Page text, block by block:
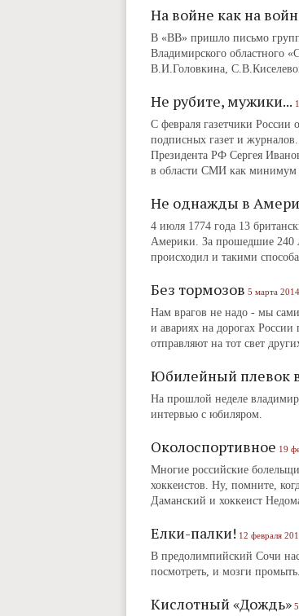
На войне как на
В «ВВ» пришло письмо
Владимирского областного
В.И.Головкина,
Не рубите, мужики...
С февраля газетчики России
подписных газет и
Президента РФ Сергея
в области СМИ как минимум
Не однажды в
4 июля 1774 года 13
Америки. За прошедшие 240
происходил и такими
Без тормозов 5 марта
Нам врагов не надо ‑ мы
и авариях на дорогах
отправляют на тот свет
Юбилейный плевок
На прошлой неделе
интервью с юбиляром.
Околоспортивное 19
Многие российские
хоккеистов. Ну, помните,
Даманский и хоккеист
Елки-палки! 12 февраля
В предолимпийский Сочи
посмотреть, и мозги промыть.
Кислотный «Дождь»